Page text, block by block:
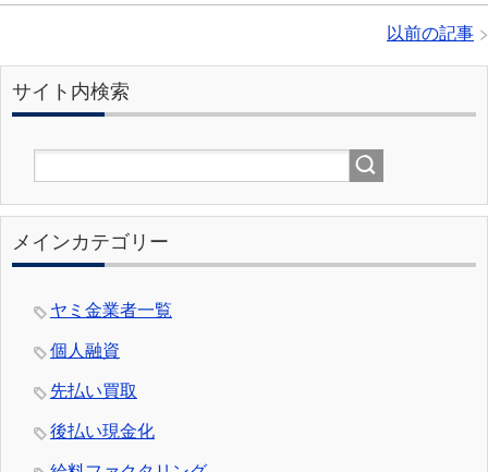
以前の記事
サイト内検索
メインカテゴリー
ヤミ金業者一覧
個人融資
先払い買取
後払い現金化